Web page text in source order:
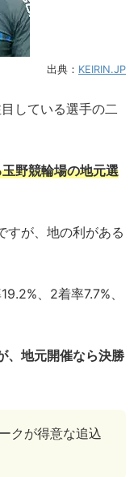
出典： KEIRIN.JP
している選手の二
野競輪場の地元選
すが、地の利がある
、2着率7.7%、
、地元開催なら決勝
クが得意な追込